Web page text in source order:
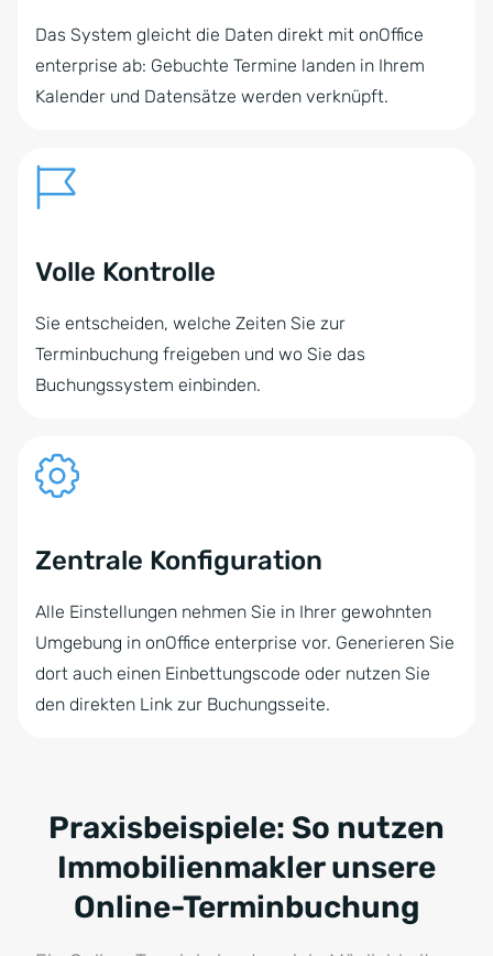
Das System gleicht die Daten direkt mit onOffice
enterprise ab: Gebuchte Termine landen in Ihrem
Kalender und Datensätze werden verknüpft.
Volle Kontrolle
Sie entscheiden, welche Zeiten Sie zur
Terminbuchung freigeben und wo Sie das
Buchungssystem einbinden.
Zentrale Konfiguration
Alle Einstellungen nehmen Sie in Ihrer gewohnten
Umgebung in onOffice enterprise vor. Generieren Sie
dort auch einen Einbettungscode oder nutzen Sie
den direkten Link zur Buchungsseite.
Praxisbeispiele: So nutzen
Immobilienmakler unsere
Online-Terminbuchung